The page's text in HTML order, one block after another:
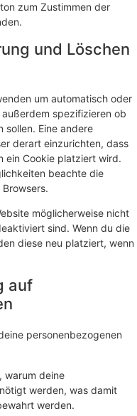
zum Zustimmen der
und Löschen
um automatisch oder
spezifizieren ob
sollen. Eine andere
derart einzurichten, dass
ein Cookie platziert wird.
beachte die
möglicherweise nicht
sind. Wenn du die
diese neu platziert, wenn
auf
personenbezogenen
warum deine
werden, was damit
werden.